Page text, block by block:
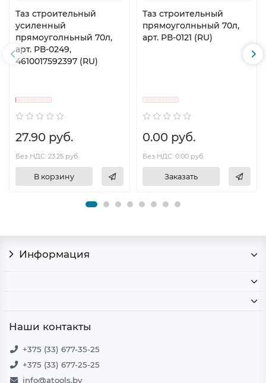
Таз строительный
усиленный
прямоуголньный 70л,
арт. РВ-0249,
4610017592397 (RU)
27.90 руб.
Без НДС: 23.25 руб.
В корзину
Таз строительный
прямоуголньный 70л,
арт. РВ-0121 (RU)
0.00 руб.
Без НДС: 0.00 руб.
Заказать
Информация
Наши контакты
+375 (33) 677-35-25
+375 (33) 677-25-25
info@atools.by